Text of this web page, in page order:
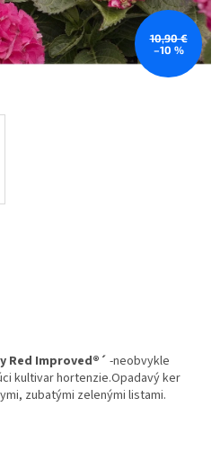
10,90 €
–10 %
Red Improved®´ -neobvykle
kultivar hortenzie.Opadavý ker
zubatými zelenými listami.